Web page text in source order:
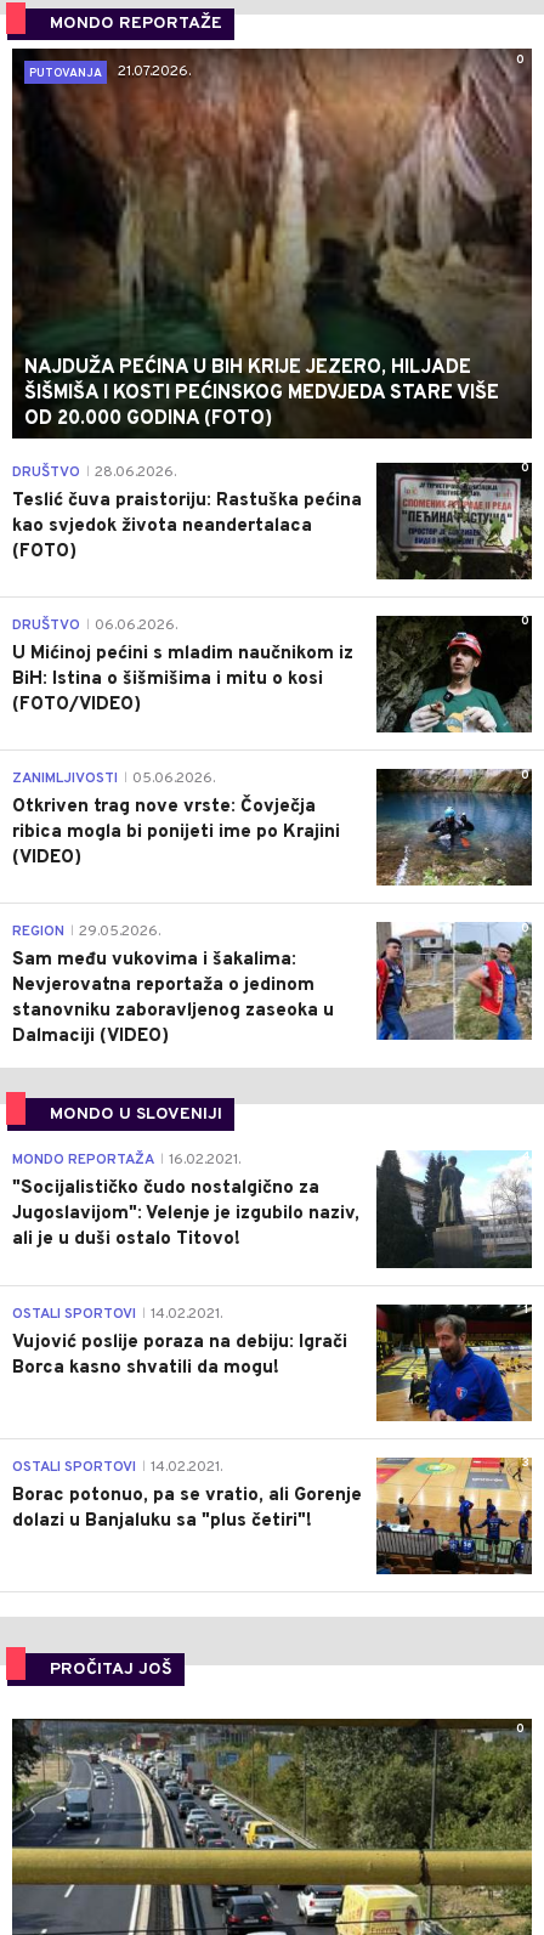
MONDO REPORTAŽE
0
PUTOVANJA
21.07.2026.
NAJDUŽA PEĆINA U BIH KRIJE JEZERO, HILJADE
ŠIŠMIŠA I KOSTI PEĆINSKOG MEDVJEDA STARE VIŠE
OD 20.000 GODINA (FOTO)
0
DRUŠTVO 28.06.2026.
Teslić čuva praistoriju: Rastuška pećina
kao svjedok života neandertalaca
(FOTO)
0
DRUŠTVO 06.06.2026.
U Mićinoj pećini s mladim naučnikom iz
BiH: Istina o šišmišima i mitu o kosi
(FOTO/VIDEO)
0
ZANIMLJIVOSTI 05.06.2026.
Otkriven trag nove vrste: Čovječja
ribica mogla bi ponijeti ime po Krajini
(VIDEO)
0
REGION 29.05.2026.
Sam među vukovima i šakalima:
Nevjerovatna reportaža o jedinom
stanovniku zaboravljenog zaseoka u
Dalmaciji (VIDEO)
MONDO U SLOVENIJI
4
MONDO REPORTAŽA 16.02.2021.
"Socijalističko čudo nostalgično za
Jugoslavijom": Velenje je izgubilo naziv,
ali je u duši ostalo Titovo!
1
OSTALI SPORTOVI 14.02.2021.
Vujović poslije poraza na debiju: Igrači
Borca kasno shvatili da mogu!
3
OSTALI SPORTOVI 14.02.2021.
Borac potonuo, pa se vratio, ali Gorenje
dolazi u Banjaluku sa "plus četiri"!
PROČITAJ JOŠ
0